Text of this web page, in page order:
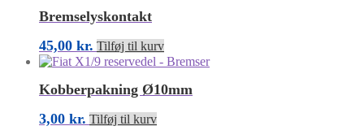
Bremselyskontakt
45,00 kr. Tilføj til kurv
Kobberpakning Ø10mm
3,00 kr. Tilføj til kurv